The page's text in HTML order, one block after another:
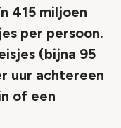
415 miljoen
per persoon.
(bijna 95
uur achtereen
of een